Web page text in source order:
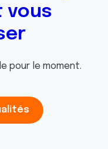
vous
pour le moment.